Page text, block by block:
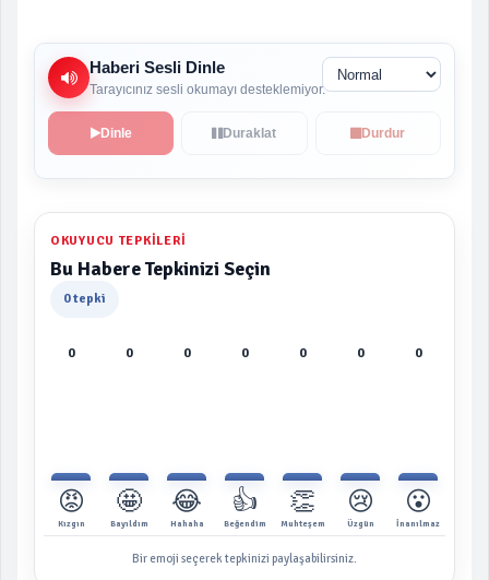
Haberi Sesli Dinle
Tarayıcınız sesli okumayı desteklemiyor.
Dinle Duraklat Durdur
OKUYUCU TEPKILERI
Bu Habere Tepkinizi Seçin
0 tepki
0
😡
Kızgın
0
🤩
Bayıldım
0
😂
Hahaha
0
👍
Beğendim
0
👏
Muhteşem
0
😢
Üzgün
0
😮
İnanılmaz
Bir emoji seçerek tepkinizi paylaşabilirsiniz.